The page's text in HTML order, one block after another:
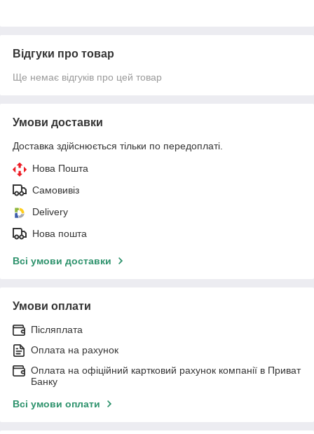
Відгуки про товар
Ще немає відгуків про цей товар
Умови доставки
Доставка здійснюється тільки по передоплаті.
Нова Пошта
Самовивіз
Delivery
Нова пошта
Всі умови доставки
Умови оплати
Післяплата
Оплата на рахунок
Оплата на офіційний картковий рахунок компанії в Приват
Банку
Всі умови оплати